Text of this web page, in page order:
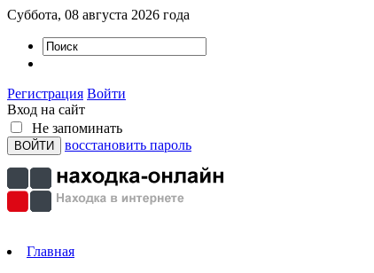
Суббота, 08 августа 2026 года
Регистрация Войти
Вход на сайт
Не запоминать
восстановить пароль
Главная